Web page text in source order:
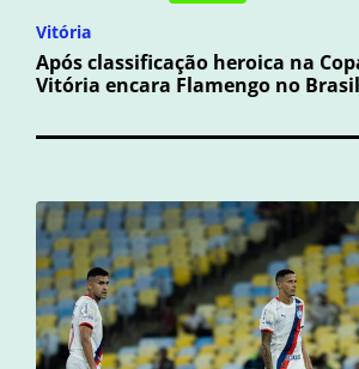
Vitória
Após classificação heroica na
Vitória encara Flamengo no